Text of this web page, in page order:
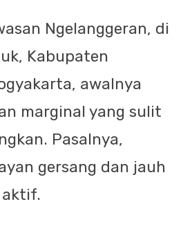
Ngelanggeran, di
Kabupaten
awalnya
marginal yang sulit
Pasalnya,
gersang dan jauh
aktif.